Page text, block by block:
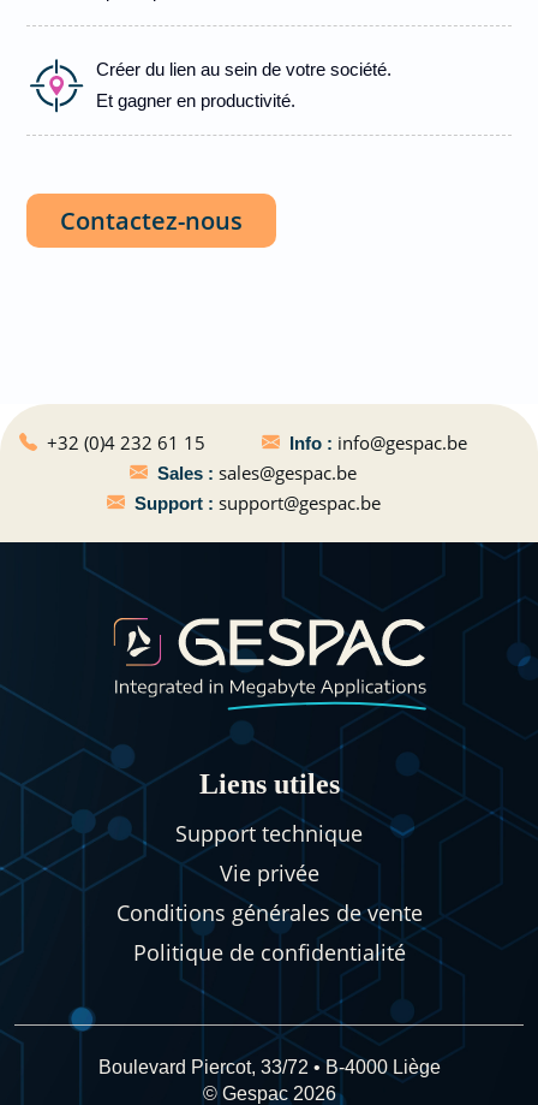
Créer du lien au sein de votre société.
Et gagner en productivité.
Contactez-nous
+32 (0)4 232 61 15 Info : info@gespac.be
Sales : sales@gespac.be
Support : support@gespac.be
Liens utiles
Support technique
Vie privée
Conditions générales de vente
Politique de confidentialité
Boulevard Piercot, 33/72 • B-4000 Liège
© Gespac 2026